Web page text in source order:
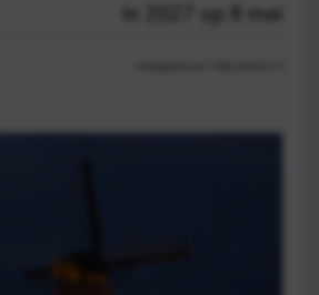
In 2027 op 8 mei